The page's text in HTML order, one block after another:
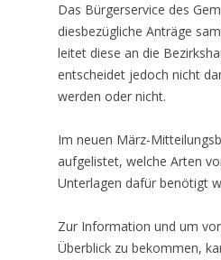
Das Bürgerservice des
diesbezügliche Anträge
leitet diese an die
entscheidet jedoch nicht
werden oder nicht.
Im neuen März-
aufgelistet, welche Arten
Unterlagen dafür benötigt
Zur Information und um
Überblick zu bekommen,